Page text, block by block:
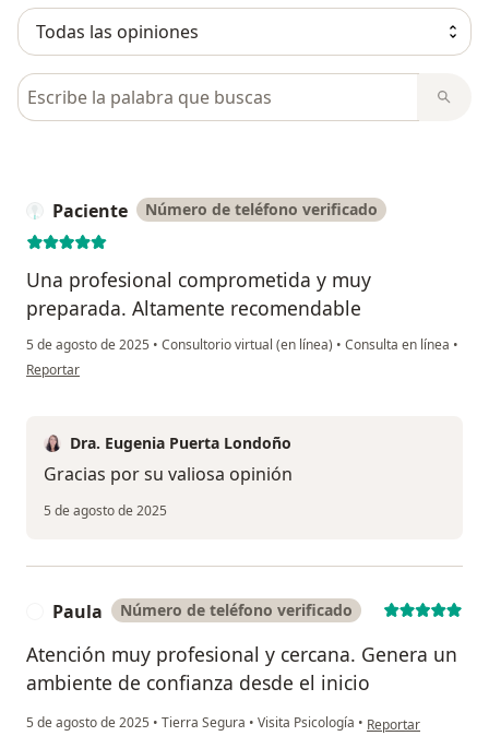
Busca en opiniones
Paciente Número de teléfono verificado
Una profesional comprometida y muy
preparada. Altamente recomendable
5 de agosto de 2025 • Consultorio virtual (en línea) • Consulta en línea •
en opinión del usuario Paciente
Reportar
Dra. Eugenia Puerta Londoño
Gracias por su valiosa opinión
5 de agosto de 2025
Paula Número de teléfono verificado
Atención muy profesional y cercana. Genera un
ambiente de confianza desde el inicio
5 de agosto de 2025 • Tierra Segura • Visita Psicología • en opinión del
Reportar